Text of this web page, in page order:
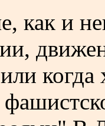
как и